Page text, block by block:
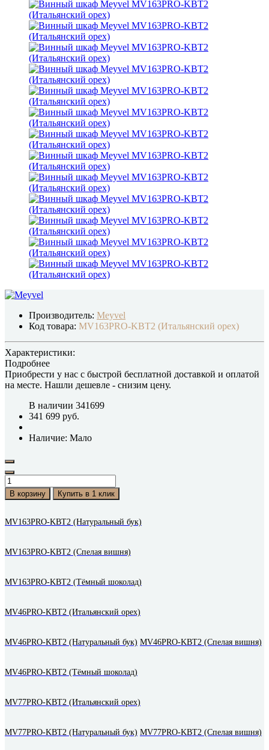
Производитель: Meyvel
Код товара: MV163PRO-KBT2 (Итальянский орех)
Характеристики:
Подробнее
Приобрести у нас с быстрой бесплатной доставкой и оплатой
на месте. Нашли дешевле - снизим цену.
В наличии 341699
341 699 руб.
Наличие: Мало
В корзину Купить в 1 клик
MV163PRO-KBT2 (Натуральный бук)
MV163PRO-KBT2 (Спелая вишня)
MV163PRO-KBT2 (Тёмный шоколад)
MV46PRO-KBT2 (Итальянский орех)
MV46PRO-KBT2 (Натуральный бук) MV46PRO-KBT2 (Спелая вишня)
MV46PRO-KBT2 (Тёмный шоколад)
MV77PRO-KBT2 (Итальянский орех)
MV77PRO-KBT2 (Натуральный бук) MV77PRO-KBT2 (Спелая вишня)